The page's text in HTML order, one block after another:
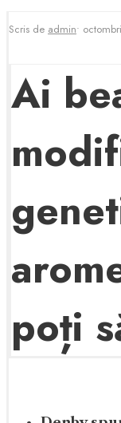
Scris de admin•
Ai
poți